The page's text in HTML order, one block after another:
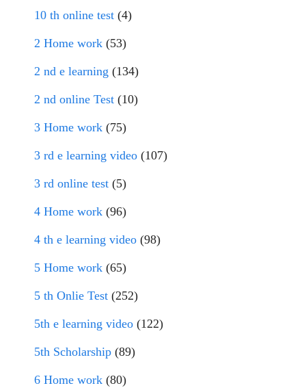
10 th online test (4)
2 Home work (53)
2 nd e learning (134)
2 nd online Test (10)
3 Home work (75)
3 rd e learning video (107)
3 rd online test (5)
4 Home work (96)
4 th e learning video (98)
5 Home work (65)
5 th Onlie Test (252)
5th e learning video (122)
5th Scholarship (89)
6 Home work (80)